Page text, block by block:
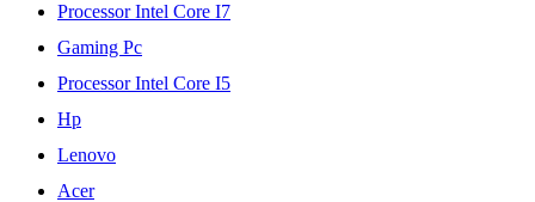
Processor Intel Core I7
Gaming Pc
Processor Intel Core I5
Hp
Lenovo
Acer